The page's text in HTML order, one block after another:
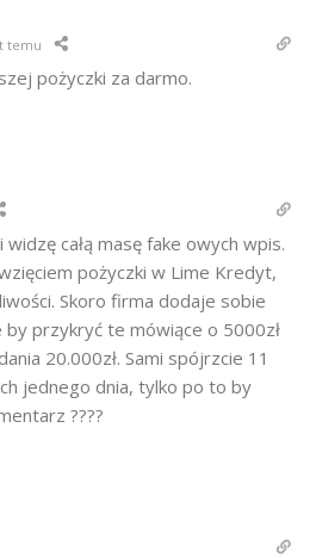
temu
pożyczki za darmo.
całą masę fake owych wpis.
pożyczki w Lime Kredyt,
Skoro firma dodaje sobie
przykryć te mówiące o 5000zł
20.000zł. Sami spójrzcie 11
jednego dnia, tylko po to by
????